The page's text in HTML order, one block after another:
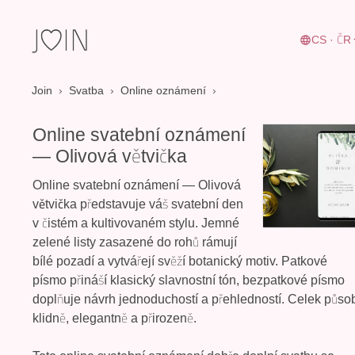
CS · ČR
Join › Svatba › Online oznámení
Online svatební oznámení
— Olivová větvička
Online svatební oznámení — Olivová
větvička představuje váš svatební den
v čistém a kultivovaném stylu. Jemné
zelené listy zasazené do rohů rámují
bílé pozadí a vytvářejí svěží botanický motiv. Patkové
písmo přináší klasický slavnostní tón, bezpatkové písmo
doplňuje návrh jednoduchostí a přehledností. Celek
klidně, elegantně a přirozeně.